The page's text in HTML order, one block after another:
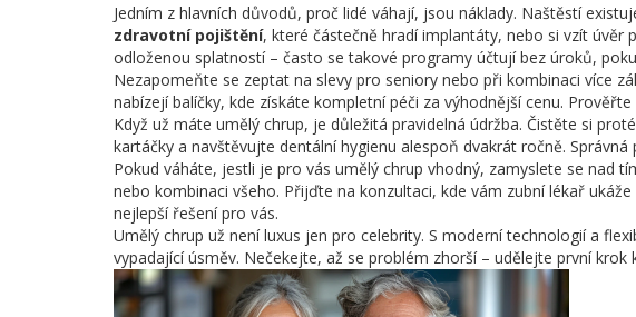
Jedním z hlavních důvodů, proč lidé váhají, jsou náklady. Naštěstí
zdravotní pojištění, které částečně hradí implantáty, nebo si vzít úvěr
odloženou splatností – často se takové programy účtují bez úroků,
Nezapomeňte se zeptat na slevy pro seniory nebo při kombinaci více
nabízejí balíčky, kde získáte kompletní péči za výhodnější cenu.
Když už máte umělý chrup, je důležitá pravidelná údržba. Čistěte si
kartáčky a navštěvujte dentální hygienu alespoň dvakrát ročně.
Pokud váháte, jestli je pro vás umělý chrup vhodný, zamyslete se nad
nebo kombinaci všeho. Přijďte na konzultaci, kde vám zubní lékař
nejlepší řešení pro vás.
Umělý chrup už není luxus jen pro celebrity. S moderní technologií a
vypadající úsměv. Nečekejte, až se problém zhorší – udělejte první krok